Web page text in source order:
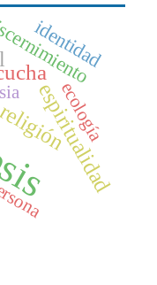
espiritualidad
identidad
ecología